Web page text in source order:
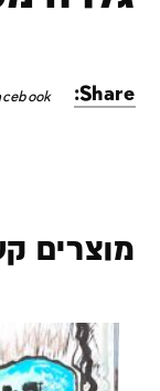
Share:
מוצרים